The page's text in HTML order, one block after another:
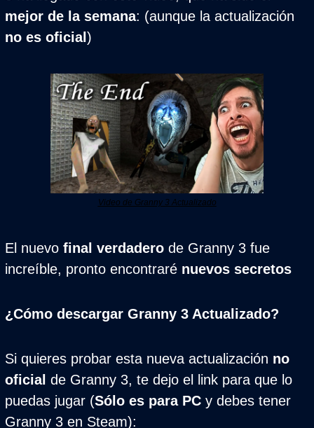
mejor de la semana
no es oficial )
Video de Granny 3 Actualizado
El nuevo final verdadero de Granny 3 fue
increíble, pronto encontraré nuevos secretos
¿Cómo descargar Granny 3 Actualizado?
Si quieres probar esta nueva actualización no
oficial de Granny 3, te dejo el link para que lo
puedas jugar (Sólo es para PC y debes tener